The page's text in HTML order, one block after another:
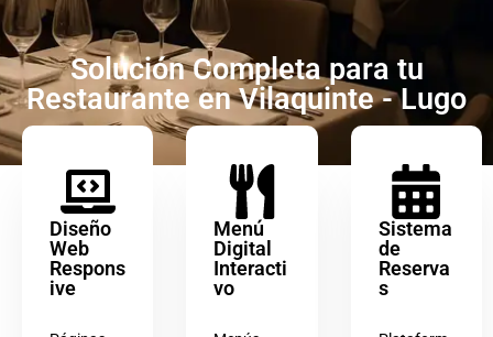
Solución Completa para tu
Restaurante en Vilaquinte - Lugo
Diseño
Web
Respons
ive
Menú
Digital
Interacti
vo
Sistema
de
Reserva
s